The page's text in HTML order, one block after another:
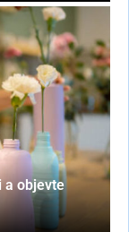
a objevte